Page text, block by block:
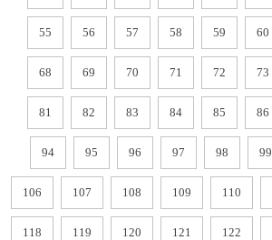
55 56 57 58 59 60
68 69 70 71 72 73
81 82 83 84 85 86
94 95 96 97 98 99
106 107 108 109 110
118 119 120 121 122